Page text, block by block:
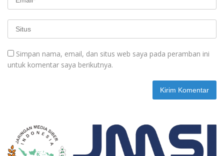
Simpan nama, email, dan situs web saya pada peramban ini
untuk komentar saya berikutnya.